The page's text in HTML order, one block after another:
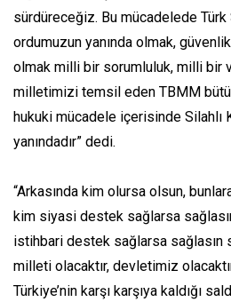
sürdüreceğiz. Bu mücadelede Türk
ordumuzun yanında olmak,
olmak milli bir sorumluluk, milli bir
milletimizi temsil eden TBMM
hukuki mücadele içerisinde Silahlı
yanındadır” dedi.
“Arkasında kim olursa olsun,
kim siyasi destek sağlarsa
istihbari destek sağlarsa sağlasın
milleti olacaktır, devletimiz
Türkiye’nin karşı karşıya kaldığı